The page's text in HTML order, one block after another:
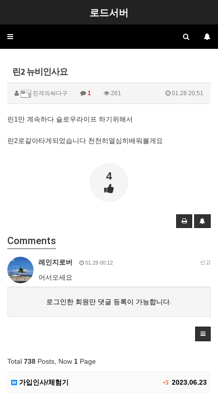
로드서버
Toggle
린2 뉴비인사요
진격의싸다구 1 261 01.28 20:51
린1만 계속하다 슬로우라이프 하기위해서
린2로갈아타게되었습니다 천천히열심히배워볼게요
4
Comments
레인지로버 01.29 00:12 신고
어서오세요
로그인한 회원만 댓글 등록이 가능합니다.
Total 738 Posts, Now 1 Page
+52023.06.23
가입인사/체험기